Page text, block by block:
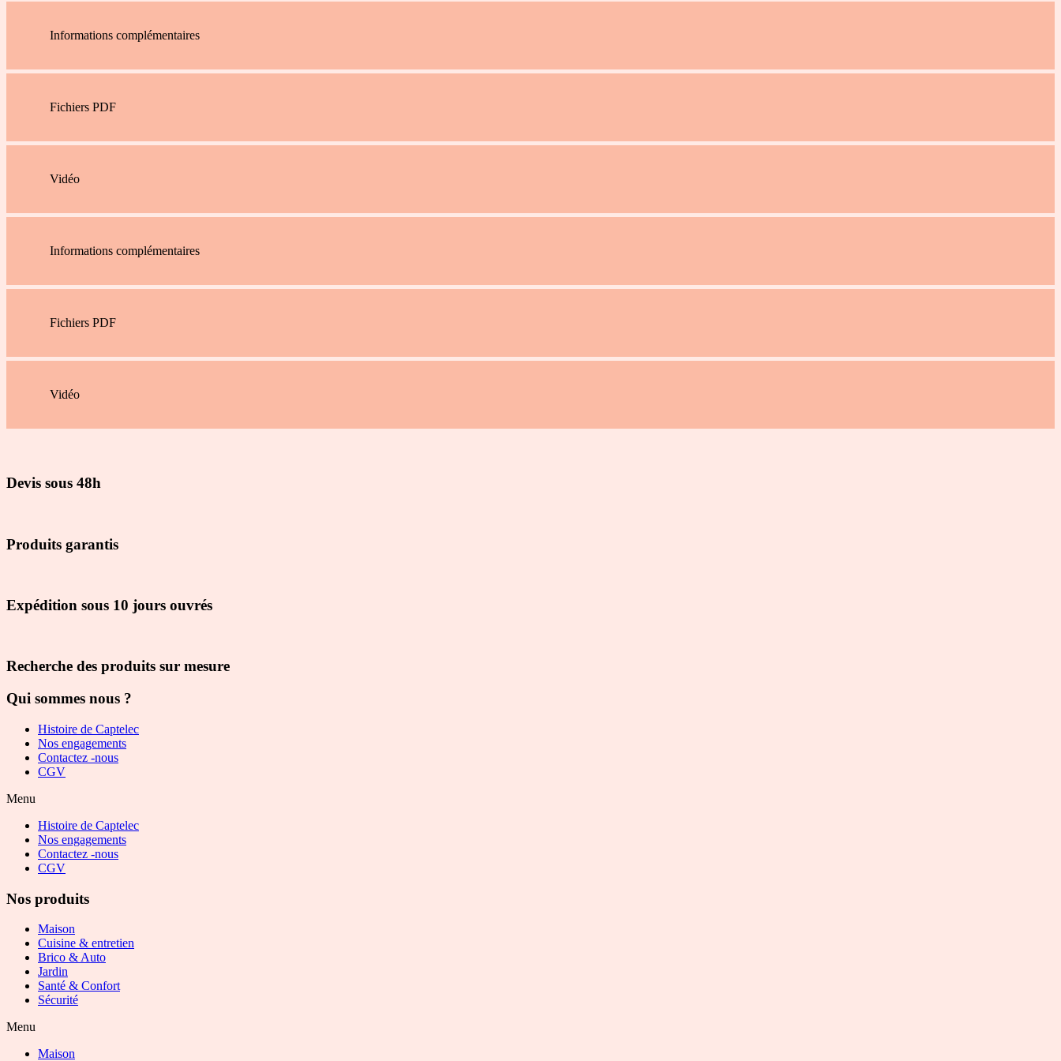
Informations complémentaires
Fichiers PDF
Vidéo
Informations complémentaires
Fichiers PDF
Vidéo
Devis sous 48h
Produits garantis
Expédition sous 10 jours ouvrés
Recherche des produits sur mesure
Qui sommes nous ?
Histoire de Captelec
Nos engagements
Contactez -nous
CGV
Menu
Histoire de Captelec
Nos engagements
Contactez -nous
CGV
Nos produits
Maison
Cuisine & entretien
Brico & Auto
Jardin
Santé & Confort
Sécurité
Menu
Maison